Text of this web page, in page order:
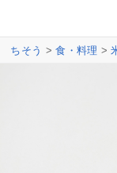
ちそう >食・料理 >